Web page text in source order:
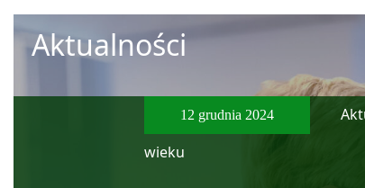
Aktualności
12 grudnia 2024
wieku